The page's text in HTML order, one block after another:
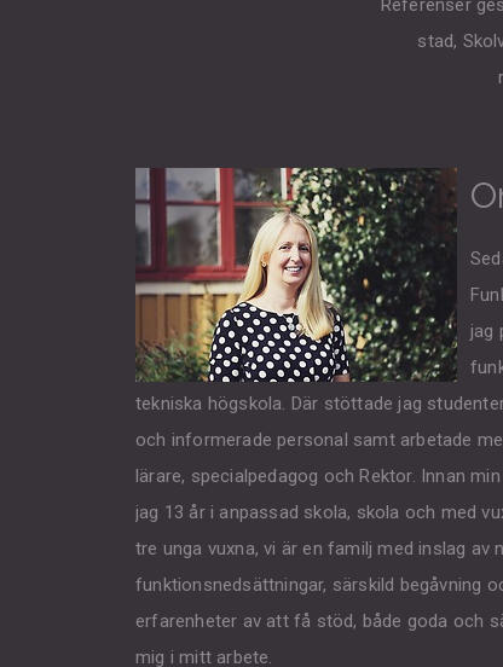
Referenser
stad,
jag
tekniska högskola. Där stöttade jag
och informerade personal samt arbetade
lärare, specialpedagog och Rektor. Innan
jag 13 år i anpassad skola, skola och med
tre unga vuxna, vi är en familj med inslag av
funktionsnedsättningar, särskild begåvning
erfarenheter av att få stöd, både goda och
mig i mitt arbete.